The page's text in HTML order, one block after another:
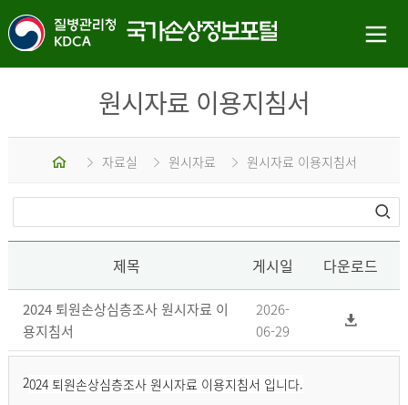
원시자료 이용지침서
홈 자료실 원시자료 원시자료 이용지침서
제목 게시일 다운로드
2024 퇴원손상심층조사 원시자료 이
용지침서
2026-
06-29
2024 퇴원손상심층조사 원시자료 이용지침서 입니다.